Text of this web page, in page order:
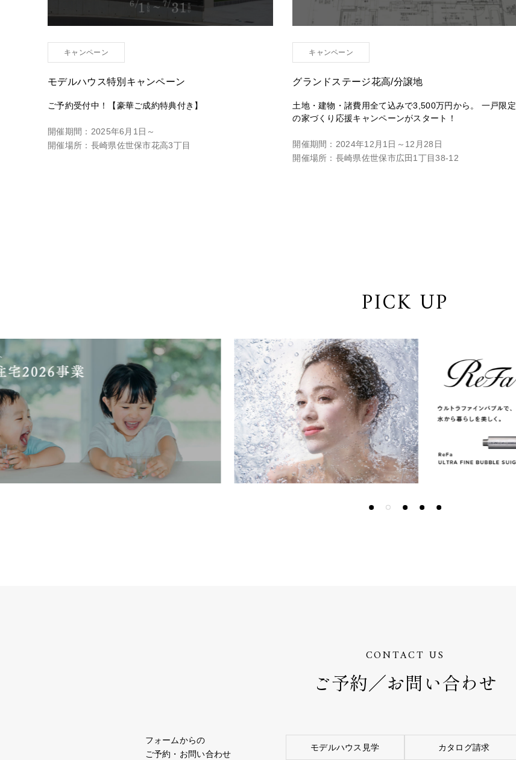
キャンペーン
モデルハウス特別キャンペーン
ご予約受付中！【豪華ご成約特典付き】
開催期間： 2025年6月1日～
開催場所： 長崎県佐世保市花高3丁目
キャンペーン
グランドステージ花高/分譲地
土地・建物・諸費用全て込みで3,500万円から。 一戸限定
の家づくり応援キャンペーンがスタート！
開催期間： 2024年12月1日～12月28日
開催場所： 長崎県佐世保市広田1丁目38-12
PICK UP
CONTACT US
ご予約／お問い合わせ
フォームからの
ご予約・お問い合わせ
モデルハウス見学 カタログ請求